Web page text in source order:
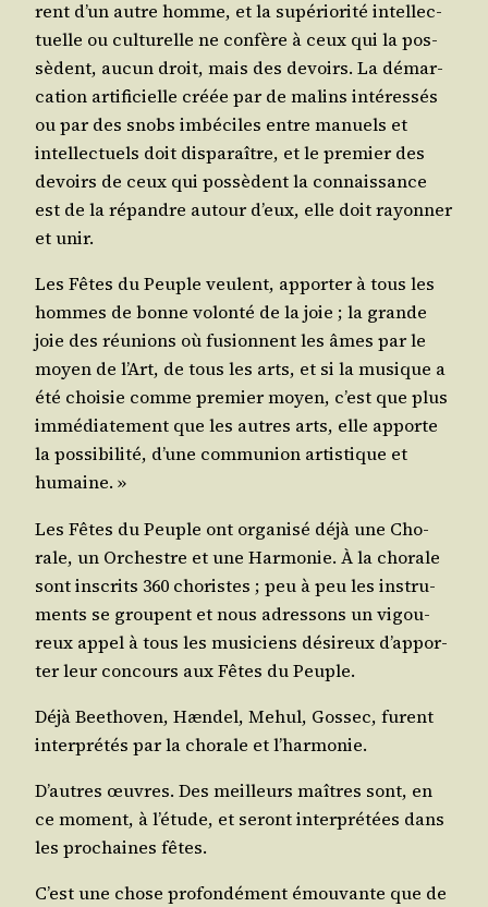
rent d’un autre homme, et la supé­rio­ri­té intel­lec­
tuelle ou cultu­relle ne confère à ceux qui la pos­
sèdent, aucun droit, mais des devoirs. La démar­
ca­tion arti­fi­cielle créée par de malins inté­res­sés
ou par des snobs imbé­ciles entre manuels et
intel­lec­tuels doit dis­pa­raître, et le pre­mier des
devoirs de ceux qui pos­sèdent la connais­sance
est de la répandre autour d’eux, elle doit rayon­ner
et unir.
Les Fêtes du Peuple veulent, appor­ter à tous les
hommes de bonne volon­té de la joie ; la grande
joie des réunions où fusionnent les âmes par le
moyen de l’Art, de tous les arts, et si la musique a
été choi­sie comme pre­mier moyen, c’est que plus
immé­dia­te­ment que les autres arts, elle apporte
la pos­si­bi­li­té, d’une com­mu­nion artis­tique et
humaine. »
Les Fêtes du Peuple ont orga­ni­sé déjà une Cho­
rale, un Orchestre et une Har­mo­nie. À la cho­rale
sont ins­crits 360 cho­ristes ; peu à peu les ins­tru­
ments se groupent et nous adres­sons un vigou­
reux appel à tous les musi­ciens dési­reux d’ap­por­
ter leur concours aux Fêtes du Peuple.
Déjà Bee­tho­ven, Hæn­del, Mehul, Gos­sec, furent
inter­pré­tés par la cho­rale et l’harmonie.
D’autres œuvres. Des meilleurs maîtres sont, en
ce moment, à l’é­tude, et seront inter­pré­tées dans
les pro­chaines fêtes.
C’est une chose pro­fon­dé­ment émou­vante que de